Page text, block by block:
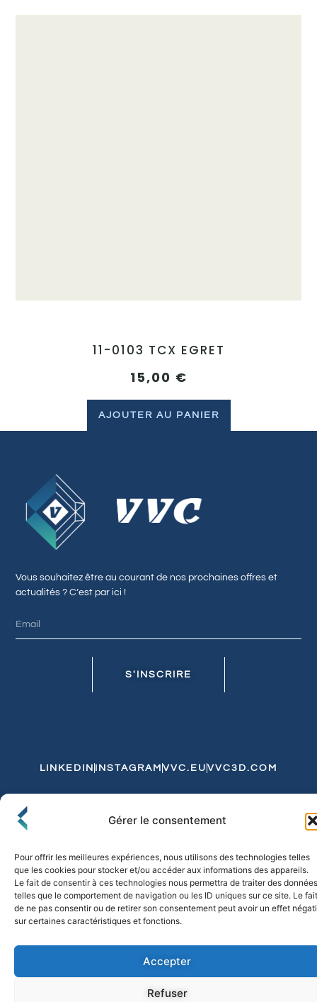
Gérer le consentement
Pour offrir les meilleures expériences, nous utilisons des technologies telles
que les cookies pour stocker et/ou accéder aux informations des appareils.
Le fait de consentir à ces technologies nous permettra de traiter des données
telles que le comportement de navigation ou les ID uniques sur ce site. Le fait
de ne pas consentir ou de retirer son consentement peut avoir un effet
sur certaines caractéristiques et fonctions.
Accepter
Refuser
11-0103 TCX EGRET
15,00 €
AJOUTER AU PANIER
Vous souhaitez être au courant de nos prochaines offres et
actualités ? C’est par ici !
S'INSCRIRE
LINKEDIN INSTAGRAM VVC.EU VVC3D.COM
Politique de Confidentialité et de CookiesExpédition et Livraison
© 2026 FLO & CO. All Rights Reserved